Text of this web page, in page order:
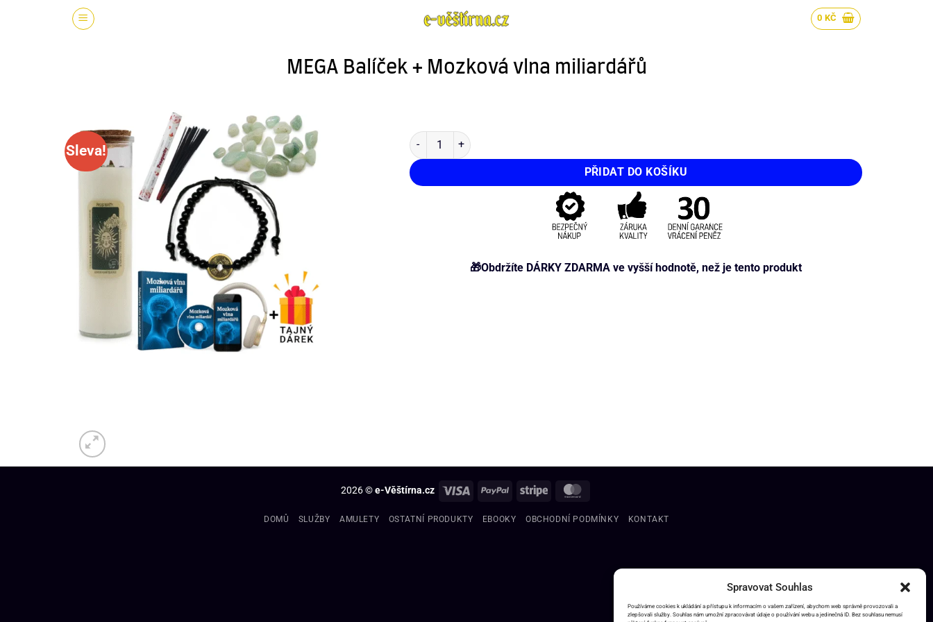
Spravovat Souhlas
Používáme cookies k ukládání a přístupu k informacím o vašem zařízení, abychom web správně provozovali a
zlepšovali služby. Souhlas nám umožní zpracovávat údaje o používání webu a jedinečná ID. Bez souhlasu nemusí
0 KČ
MEGA Balíček + Mozková vlna miliardářů
Sleva!
PŘIDAT DO KOŠÍKU
🎁Obdržíte DÁRKY ZDARMA ve vyšší hodnotě, než je tento produkt
2026 ©e-Věštírna.cz
DOMŮ SLUŽBY AMULETY OSTATNÍ PRODUKTY EBOOKY OBCHODNÍ PODMÍNKY KONTAKT